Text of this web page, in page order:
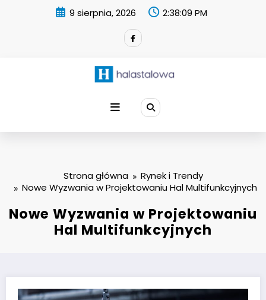
9 sierpnia, 2026 2:38:10 PM
Strona główna
Rynek i Trendy
Nowe Wyzwania w Projektowaniu Hal Multifunkcyjnych
Nowe Wyzwania w Projektowaniu
Hal Multifunkcyjnych